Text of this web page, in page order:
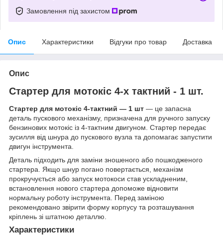
Замовлення під захистом
Опис Характеристики Відгуки про товар Доставка
Опис
Стартер для мотокіс 4-х тактний - 1 шт.
Стартер для мотокіс 4-тактний — 1 шт — це запасна
деталь пускового механізму, призначена для ручного запуску
бензинових мотокіс із 4-тактним двигуном. Стартер передає
зусилля від шнура до пускового вузла та допомагає запустити
двигун інструмента.
Деталь підходить для заміни зношеного або пошкодженого
стартера. Якщо шнур погано повертається, механізм
прокручується або запуск мотокоси став ускладненим,
встановлення нового стартера допоможе відновити
нормальну роботу інструмента. Перед заміною
рекомендовано звірити форму корпусу та розташування
кріплень зі штатною деталлю.
Характеристики